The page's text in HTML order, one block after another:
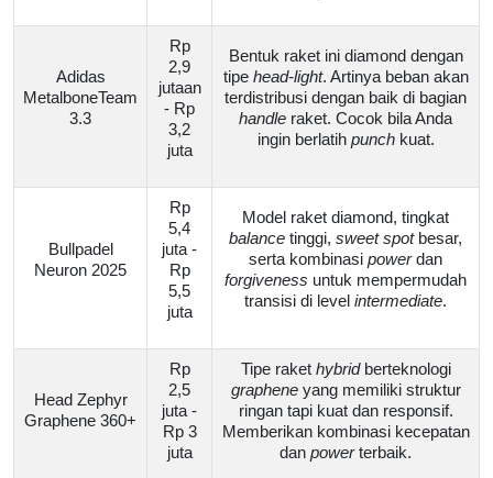
Adidas
MetalboneTeam
3.3
Rp
2,9
jutaan
- Rp
3,2
juta
Bentuk raket ini diamond dengan
tipe head-light. Artinya beban akan
terdistribusi dengan baik di bagian
handle raket. Cocok bila Anda
ingin berlatih punchkuat.
Bullpadel
Neuron 2025
Rp
5,4
juta -
Rp
5,5
juta
Model raket diamond, tingkat
balance tinggi, sweet spotbesar,
serta kombinasi powerdan
forgiveness untuk mempermudah
transisi di level intermediate.
Head Zephyr
Graphene 360+
Rp
2,5
juta -
Rp 3
juta
Tipe raket hybridberteknologi
grapheneyang memiliki struktur
ringan tapi kuat dan responsif.
Memberikan kombinasi kecepatan
dan powerterbaik.